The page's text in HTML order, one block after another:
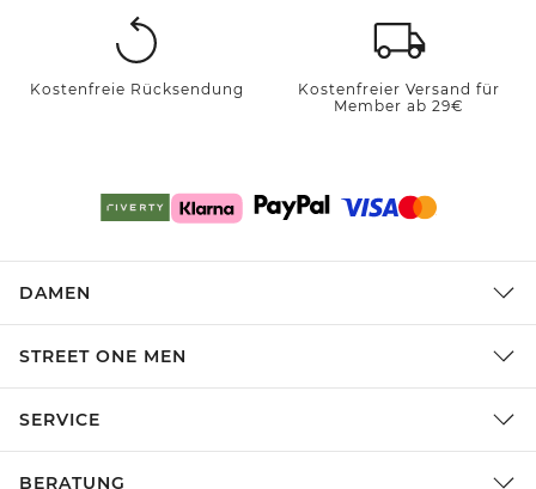
Kostenfreie Rücksendung
Kostenfreier Versand für
Member ab 29€
DAMEN
STREET ONE MEN
SERVICE
BERATUNG